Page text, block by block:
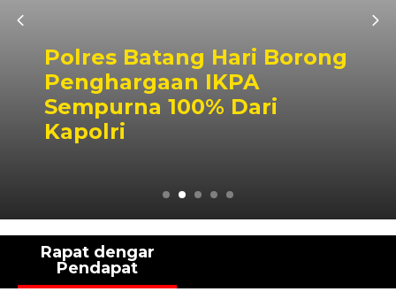
Polres Batang Hari Borong
Penghargaan IKPA
Sempurna 100% Dari
Kapolri
Rapat dengar
Pendapat